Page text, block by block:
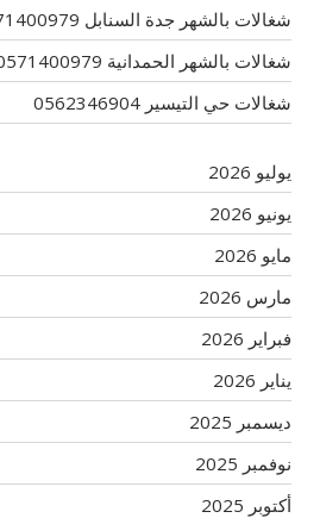
شغالات بالشهر جدة السنابل 0571400979
شغالات بالشهر الحمدانية 0571400979
شغالات حي التيسير 0562346904
يوليو 2026
يونيو 2026
مايو 2026
مارس 2026
فبراير 2026
يناير 2026
ديسمبر 2025
نوفمبر 2025
أكتوبر 2025